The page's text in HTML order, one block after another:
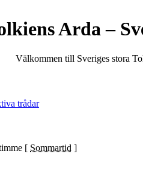
Arda –
Välkommen till Sveriges stora
trådar
[ Sommartid ]